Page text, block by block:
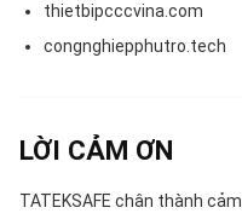
thietbipcccvina.com
congnghiepphutro.tech
LỜI CẢM ƠN
TATEKSAFE chân thành